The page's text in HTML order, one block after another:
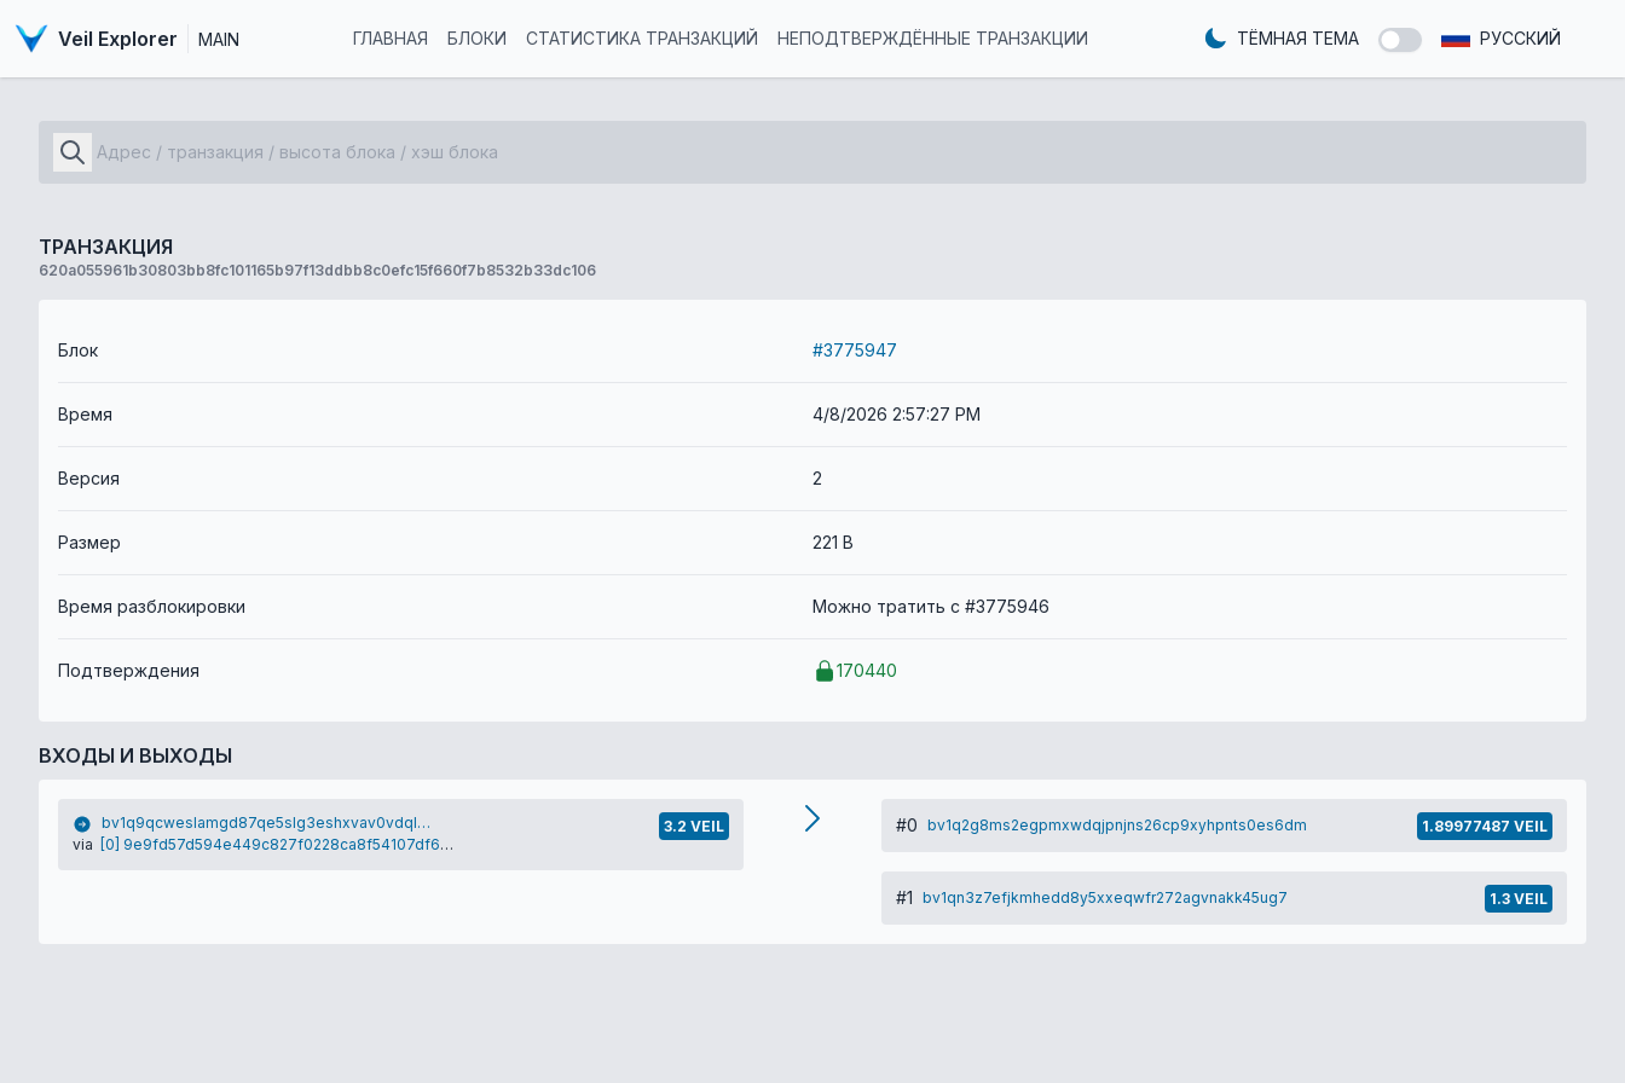
Veil Explorer MAIN ГЛАВНАЯ БЛОКИ СТАТИСТИКА ТРАНЗАКЦИЙ НЕПОДТВЕРЖДЁННЫЕ ТРАНЗАКЦИИ ТЁМНАЯ ТЕМА РУССКИЙ
ТРАНЗАКЦИЯ
620a055961b30803bb8fc101165b97f13ddbb8c0efc15f660f7b8532b33dc106
Блок #3775947
Время 4/8/2026 2:57:27 PM
Версия 2
Размер 221 B
Время разблокировки Можно тратить с #3775946
Подтверждения 170440
ВХОДЫ И ВЫХОДЫ
bv1q9qcweslamgd87qe5slg3eshxvav0vdqltvg9tt
via [0] 9e9fd57d594e449c827f0228ca8f54107df63d24e1a42198052fce55972c4920
3.2 VEIL #0 bv1q2g8ms2egpmxwdqjpnjns26cp9xyhpnts0es6dm 1.89977487 VEIL
#1 bv1qn3z7efjkmhedd8y5xxeqwfr272agvnakk45ug7 1.3 VEIL